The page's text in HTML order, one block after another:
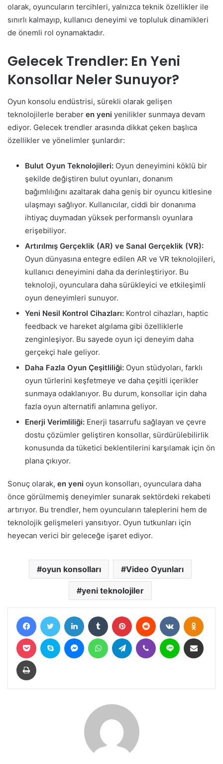
olarak, oyuncuların tercihleri, yalnızca teknik özellikler ile
sınırlı kalmayıp, kullanıcı deneyimi ve topluluk dinamikleri
de önemli rol oynamaktadır.
Gelecek Trendler: En Yeni
Konsollar Neler Sunuyor?
Oyun konsolu endüstrisi, sürekli olarak gelişen
teknolojilerle beraber en yeni yenilikler sunmaya devam
ediyor. Gelecek trendler arasında dikkat çeken başlıca
özellikler ve yönelimler şunlardır:
Bulut Oyun Teknolojileri: Oyun deneyimini köklü bir
şekilde değiştiren bulut oyunları, donanım
bağımlılığını azaltarak daha geniş bir oyuncu kitlesine
ulaşmayı sağlıyor. Kullanıcılar, ciddi bir donanıma
ihtiyaç duymadan yüksek performanslı oyunlara
erişebiliyor.
Artırılmış Gerçeklik (AR) ve Sanal Gerçeklik (VR):
Oyun dünyasına entegre edilen AR ve VR teknolojileri,
kullanıcı deneyimini daha da derinleştiriyor. Bu
teknoloji, oyunculara daha sürükleyici ve etkileşimli
oyun deneyimleri sunuyor.
Yeni Nesil Kontrol Cihazları: Kontrol cihazları, haptic
feedback ve hareket algılama gibi özelliklerle
zenginleşiyor. Bu sayede oyun içi deneyim daha
gerçekçi hale geliyor.
Daha Fazla Oyun Çeşitliliği: Oyun stüdyoları, farklı
oyun türlerini keşfetmeye ve daha çeşitli içerikler
sunmaya odaklanıyor. Bu durum, konsollar için daha
fazla oyun alternatifi anlamına geliyor.
Enerji Verimliliği: Enerji tasarrufu sağlayan ve çevre
dostu çözümler geliştiren konsollar, sürdürülebilirlik
konusunda da tüketici beklentilerini karşılamak için ön
plana çıkıyor.
Sonuç olarak, en yeni oyun konsolları, oyunculara daha
önce görülmemiş deneyimler sunarak sektördeki rekabeti
artırıyor. Bu trendler, hem oyuncuların taleplerini hem de
teknolojik gelişmeleri yansıtıyor. Oyun tutkunları için
heyecan verici bir geleceğe işaret ediyor.
oyun konsolları Video Oyunları
yeni teknolojiler
FacebookTwitter LinkedIn Tumblr Pinterest Reddit VKontakte
Pocket Skype MessengerWhatsAppTelegram Viber Line
Yazdır